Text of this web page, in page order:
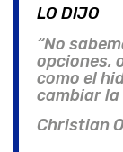
LO DIJO
“No
opciones,
como el
cambiar la
Christian